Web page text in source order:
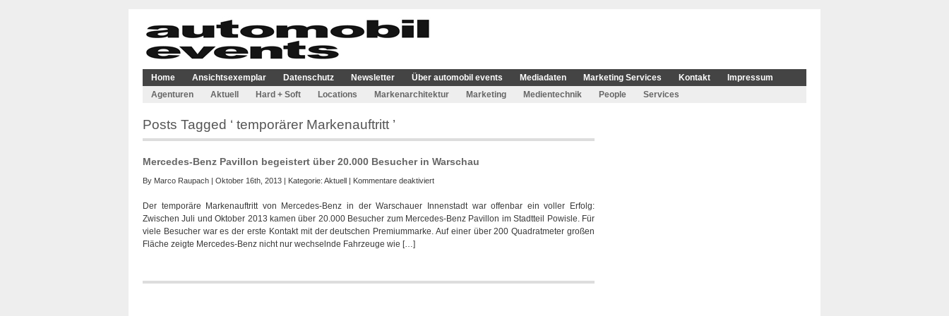
Home Ansichtsexemplar Datenschutz Newsletter Über automobil events Mediadaten Marketing Services Kontakt
Impressum
Agenturen
Aktuell Hard + Soft Locations Markenarchitektur Marketing Medientechnik People Services
Posts Tagged ‘ temporärer Markenauftritt ’
Mercedes-Benz Pavillon begeistert über 20.000 Besucher in Warschau
By Marco Raupach | Oktober 16th, 2013 | Kategorie: Aktuell | Kommentare deaktiviertfür
Benz
Pavillon
begeistert
in
Der temporäre Markenauftritt von Mercedes-Benz in der Warschauer Innenstadt war offenbar ein voller Erfolg:
Zwischen Juli und Oktober 2013 kamen über 20.000 Besucher zum Mercedes-Benz Pavillon im Stadtteil Powisle. Für
viele Besucher war es der erste Kontakt mit der deutschen Premiummarke. Auf einer über 200 Quadratmeter großen
Fläche zeigte Mercedes-Benz nicht nur wechselnde Fahrzeuge wie […]